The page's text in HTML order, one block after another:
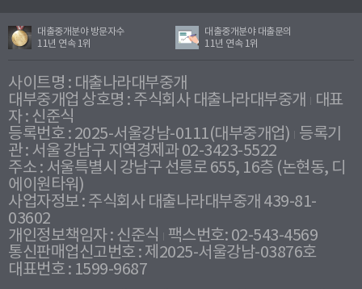
대출중개분야 방문자수
11년 연속 1위
대출중개분야 대출문의
11년 연속 1위
사이트명 : 대출나라대부중개
대부중개업 상호명 : 주식회사 대출나라대부중개
대표
자 : 신준식
등록번호 : 2025-서울강남-0111(대부중개업) 등록기
관 : 서울 강남구 지역경제과 02-3423-5522
주소 : 서울특별시 강남구 선릉로 655, 16층 (논현동, 디
에이원타워)
사업자정보 : 주식회사 대출나라대부중개 439-81-
03602
개인정보책임자 : 신준식
팩스번호: 02-543-4569
통신판매업신고번호 : 제2025-서울강남-03876호
대표번호 : 1599-9687